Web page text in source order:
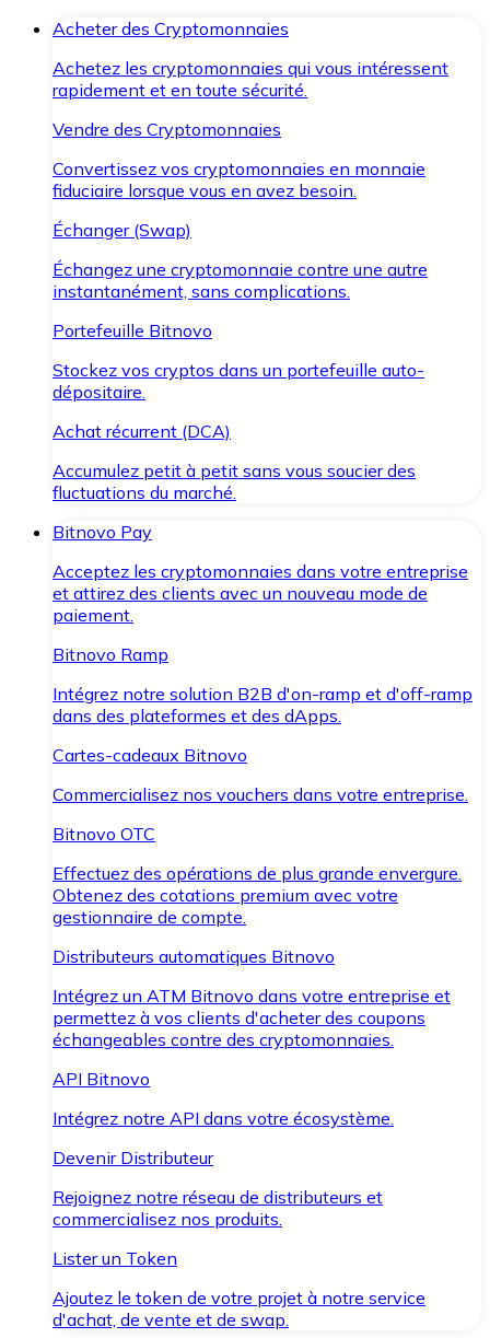
Acheter des Cryptomonnaies
Achetez les cryptomonnaies qui vous intéressent
rapidement et en toute sécurité.
Vendre des Cryptomonnaies
Convertissez vos cryptomonnaies en monnaie
fiduciaire lorsque vous en avez besoin.
Échanger (Swap)
Échangez une cryptomonnaie contre une autre
instantanément, sans complications.
Portefeuille Bitnovo
Stockez vos cryptos dans un portefeuille auto-
dépositaire.
Achat récurrent (DCA)
Accumulez petit à petit sans vous soucier des
fluctuations du marché.
Bitnovo Pay
Acceptez les cryptomonnaies dans votre entreprise
et attirez des clients avec un nouveau mode de
paiement.
Bitnovo Ramp
Intégrez notre solution B2B d'on-ramp et d'off-ramp
dans des plateformes et des dApps.
Cartes-cadeaux Bitnovo
Commercialisez nos vouchers dans votre entreprise.
Bitnovo OTC
Effectuez des opérations de plus grande envergure.
Obtenez des cotations premium avec votre
gestionnaire de compte.
Distributeurs automatiques Bitnovo
Intégrez un ATM Bitnovo dans votre entreprise et
permettez à vos clients d'acheter des coupons
échangeables contre des cryptomonnaies.
API Bitnovo
Intégrez notre API dans votre écosystème.
Devenir Distributeur
Rejoignez notre réseau de distributeurs et
commercialisez nos produits.
Lister un Token
Ajoutez le token de votre projet à notre service
d'achat, de vente et de swap.